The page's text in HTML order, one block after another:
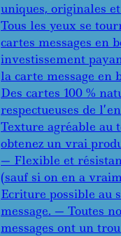
uniques, originales
Tous les yeux se
cartes messages en
investissement
la carte message en
Des cartes 100 %
respectueuses de
Texture agréable au
obtenez un vrai
— Flexible et
(sauf si on en a
Ecriture possible au
message. — Toutes
messages ont un